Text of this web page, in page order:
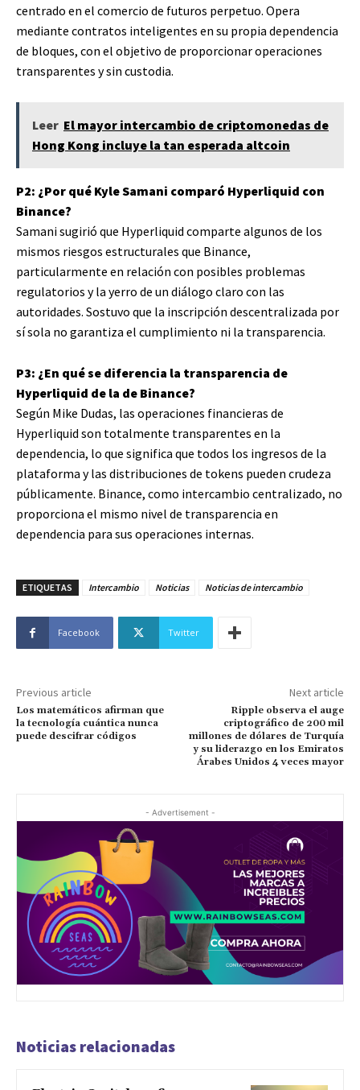
centrado en el comercio de futuros perpetuo. Opera
mediante contratos inteligentes en su propia dependencia
de bloques, con el objetivo de proporcionar operaciones
transparentes y sin custodia.
Leer El mayor intercambio de criptomonedas de
Hong Kong incluye la tan esperada altcoin
P2: ¿Por qué Kyle Samani comparó Hyperliquid con
Binance?
Samani sugirió que Hyperliquid comparte algunos de los
mismos riesgos estructurales que Binance,
particularmente en relación con posibles problemas
regulatorios y la yerro de un diálogo claro con las
autoridades. Sostuvo que la inscripción descentralizada por
sí sola no garantiza el cumplimiento ni la transparencia.
P3: ¿En qué se diferencia la transparencia de
Hyperliquid de la de Binance?
Según Mike Dudas, las operaciones financieras de
Hyperliquid son totalmente transparentes en la
dependencia, lo que significa que todos los ingresos de la
plataforma y las distribuciones de tokens pueden crudeza
públicamente. Binance, como intercambio centralizado, no
proporciona el mismo nivel de transparencia en
dependencia para sus operaciones internas.
ETIQUETAS Intercambio Noticias Noticias de intercambio
Facebook Twitter
Previous article
Los matemáticos afirman que
la tecnología cuántica nunca
puede descifrar códigos
Next article
Ripple observa el auge
criptográfico de 200 mil
millones de dólares de Turquía
y su liderazgo en los Emiratos
Árabes Unidos 4 veces mayor
- Advertisement -
Noticias relacionadas